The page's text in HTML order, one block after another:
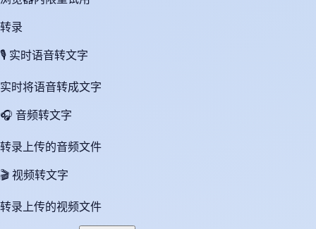
转录
🎙️ 实时语音转文字
实时将语音转成文字
🎧 音频转文字
转录上传的音频文件
🎬 视频转文字
转录上传的视频文件